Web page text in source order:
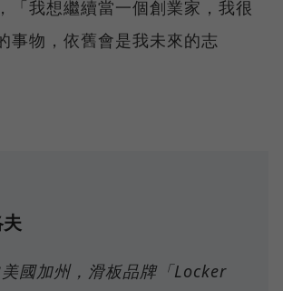
「我想繼續當一個創業家，我很
事物，依舊會是我未來的志
國加州，滑板品牌「Locker